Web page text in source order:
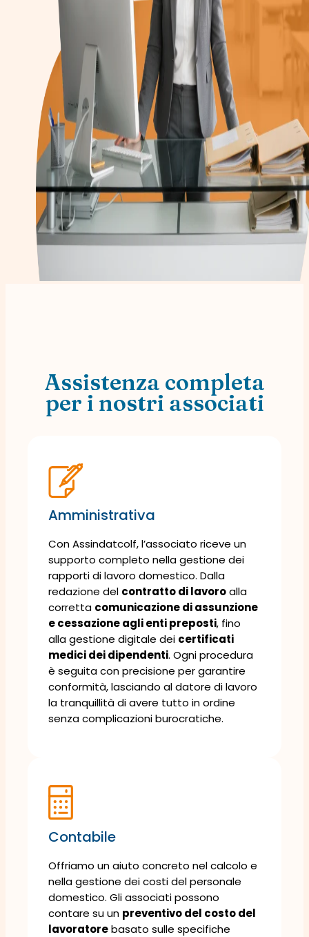
Assistenza completa
per i nostri associati
Amministrativa
Con Assindatcolf, l’associato riceve un
supporto completo nella gestione dei
rapporti di lavoro domestico. Dalla
redazione del contratto di lavoroalla
corretta comunicazione di assunzione
e cessazione agli enti preposti, fino
alla gestione digitale dei certificati
medici dei dipendenti. Ogni procedura
è seguita con precisione per garantire
conformità, lasciando al datore di lavoro
la tranquillità di avere tutto in ordine
senza complicazioni burocratiche.
Contabile
Offriamo un aiuto concreto nel calcolo e
nella gestione dei costi del personale
domestico. Gli associati possono
contare su un preventivo del costo del
lavoratorebasato sulle specifiche